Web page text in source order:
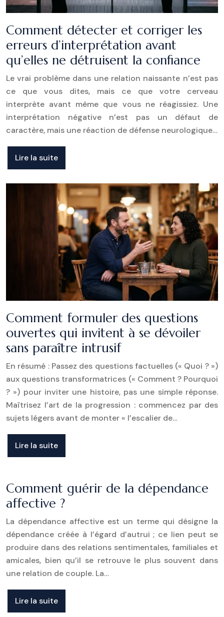
Comment détecter et corriger les
erreurs d’interprétation avant
qu’elles ne détruisent la confiance
Le vrai problème dans une relation naissante n’est pas
ce que vous dites, mais ce que votre cerveau
interprète avant même que vous ne réagissiez. Une
interprétation négative n’est pas un défaut de
caractère, mais une réaction de défense neurologique…
Lire la suite
Comment formuler des questions
ouvertes qui invitent à se dévoiler
sans paraître intrusif
En résumé : Passez des questions factuelles (« Quoi ? »)
aux questions transformatrices (« Comment ? Pourquoi
? ») pour inviter une histoire, pas une simple réponse.
Maîtrisez l’art de la progression : commencez par des
sujets légers avant de monter « l’escalier de…
Lire la suite
Comment guérir de la dépendance
affective ?
La dépendance affective est un terme qui désigne la
dépendance créée à l’égard d’autrui ; ce lien peut se
produire dans des relations sentimentales, familiales et
amicales, bien qu’il se retrouve le plus souvent dans
une relation de couple. La…
Lire la suite